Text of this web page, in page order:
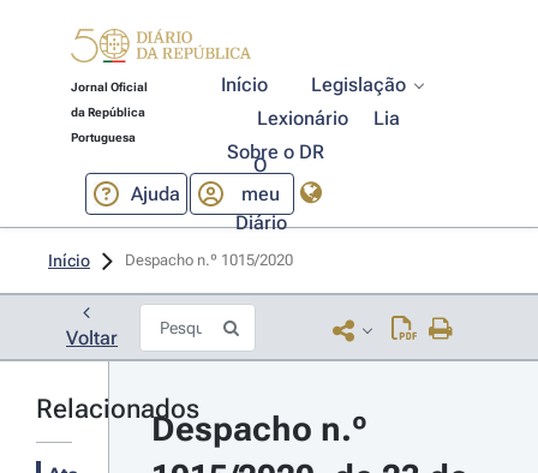
Jornal Oficial
da República
Portuguesa
Início
Legislação
Lexionário
Lia
Sobre o DR
Ajuda
O
meu
Diário
Início Despacho n.º 1015/2020
Voltar
Relacionados
Despacho n.º